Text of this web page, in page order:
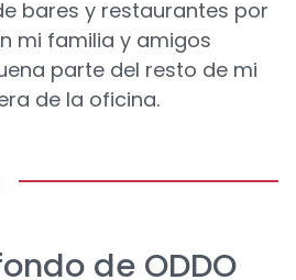
bares y restaurantes por
mi familia y amigos
parte del resto de mi
de la oficina.
de ODDO